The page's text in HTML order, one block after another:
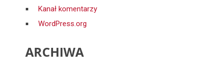
Kanał komentarzy
WordPress.org
ARCHIWA